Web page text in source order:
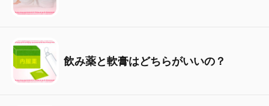
飲み薬と軟膏はどちらがいいの？